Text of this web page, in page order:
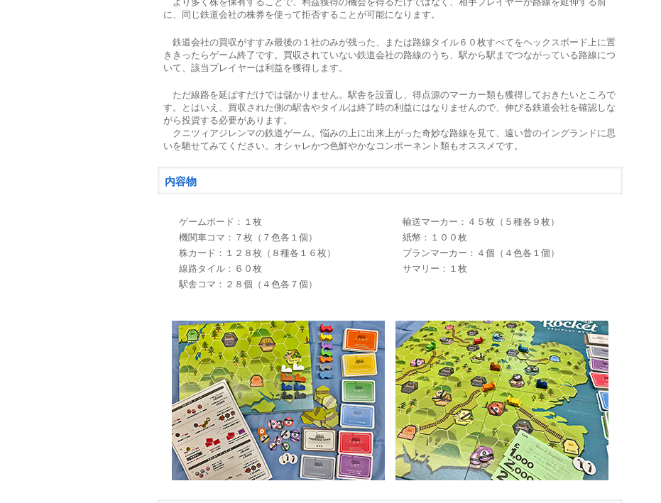
に、同じ鉄道会社の株券を使って拒否することが可能になります。
鉄道会社の買収がすすみ最後の１社のみが残った、または路線タイル６０枚すべてをヘックスボード上に置
ききったらゲーム終了です。買収されていない鉄道会社の路線のうち、駅から駅までつながっている路線につ
いて、該当プレイヤーは利益を獲得します。
ただ線路を延ばすだけでは儲かりません。駅舎を設置し、得点源のマーカー類も獲得しておきたいところで
す。とはいえ、買収された側の駅舎やタイルは終了時の利益にはなりませんので、伸びる鉄道会社を確認しな
がら投資する必要があります。
クニツィアジレンマの鉄道ゲーム。悩みの上に出来上がった奇妙な路線を見て、遠い昔のイングランドに思
いを馳せてみてください。オシャレかつ色鮮やかなコンポーネント類もオススメです。
内容物
ゲームボード：１枚
機関車コマ：７枚（７色各１個）
株カード：１２８枚（８種各１６枚）
線路タイル：６０枚
駅舎コマ：２８個（４色各７個）
輸送マーカー：４５枚（５種各９枚）
紙幣：１００枚
プランマーカー：４個（４色各１個）
サマリー：１枚